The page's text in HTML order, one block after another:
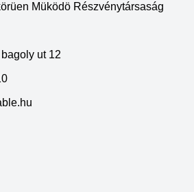
Müködö Részvénytársaság
ut 12